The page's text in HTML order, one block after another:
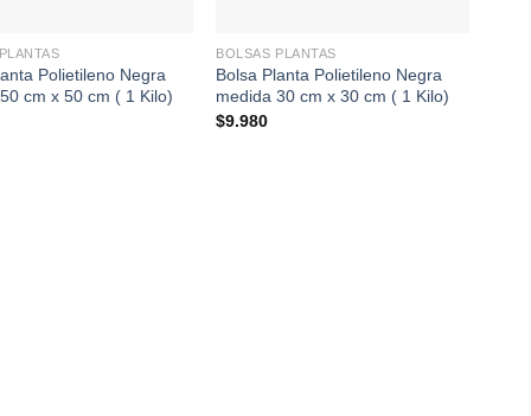
Polietileno Negra
cm x 50 cm ( 1 Kilo)
BOLSAS PLANTAS
Bolsa Planta Polietileno Negra
medida 30 cm x 30 cm ( 1 Kilo)
$9.980